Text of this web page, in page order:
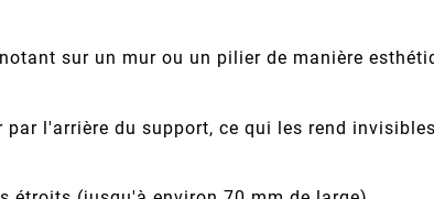
sur un mur ou un pilier de manière
par l'arrière du support, ce qui les rend